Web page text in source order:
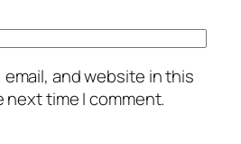
email, and website in this
next time I comment.